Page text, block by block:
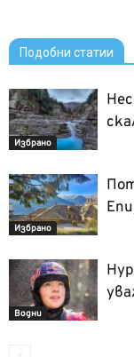
Подобни статии
Избрано
Избрано
Водни